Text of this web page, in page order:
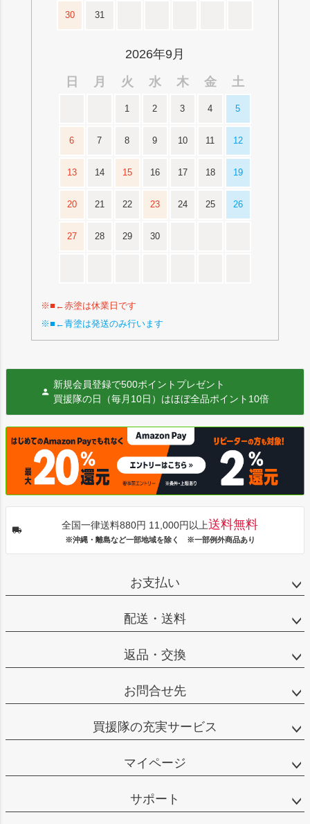
30 31
2026年9月
日
月 火 水 木 金 土
1 2 3 4 5
6 7 8 9 10 11 12
13 14 15 16 17 18 19
20 21 22 23 24 25 26
27 28 29 30
※■←赤塗は休業日です
※■←青塗は発送のみ行います
新規会員登録で500ポイントプレゼント
買援隊の日（毎月10日）はほぼ全品ポイント10倍
全国一律送料880円 11,000円以上送料無料
※沖縄・離島など一部地域を除く ※一部例外商品あり
お支払い
配送・送料
返品・交換
お問合せ先
買援隊の充実サービス
マイページ
サポート